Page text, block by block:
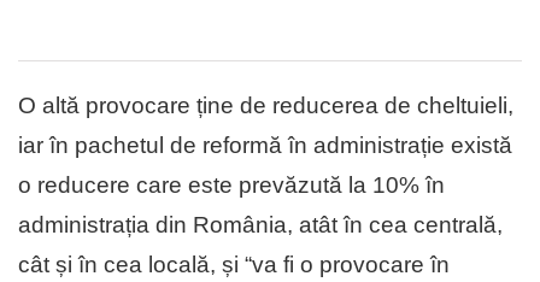
O altă provocare ține de reducerea de cheltuieli,
iar în pachetul de reformă în administrație există
o reducere care este prevăzută la 10% în
administrația din România, atât în cea centrală,
cât și în cea locală, și “va fi o provocare în